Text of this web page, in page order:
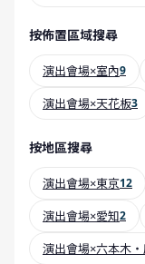
按佈置區域搜尋
演出會場×室內9
演出會場×天花板3
按地區搜尋
演出會場×東京12
演出會場×愛知2
演出會場×六本木